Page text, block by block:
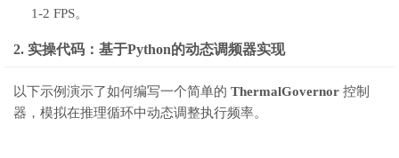
1-2 FPS。
2. 实操代码：基于Python的动态调频器实现
以下示例演示了如何编写一个简单的 ThermalGovernor 控制
器，模拟在推理循环中动态调整执行频率。